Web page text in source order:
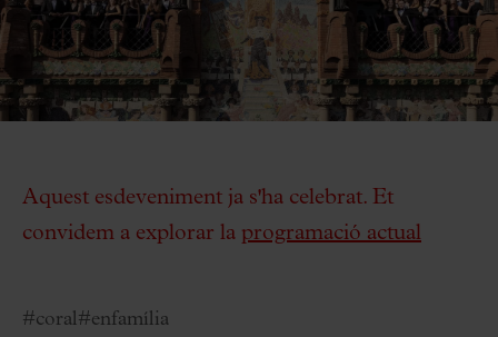
Aquest esdeveniment ja s'ha celebrat. Et
convidem a explorar la programació actual
#coral#enfamília